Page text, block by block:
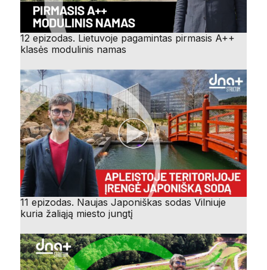
12 epizodas. Lietuvoje pagamintas pirmasis A++
klasės modulinis namas
11 epizodas. Naujas Japoniškas sodas Vilniuje
kuria žaliąją miesto jungtį